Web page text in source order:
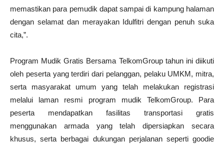
memastikan para pemudik dapat sampai di kampung halaman
dengan selamat dan merayakan Idulfitri dengan penuh suka
cita,”.
Program Mudik Gratis Bersama TelkomGroup tahun ini diikuti
oleh peserta yang terdiri dari pelanggan, pelaku UMKM, mitra,
serta masyarakat umum yang telah melakukan registrasi
melalui laman resmi program mudik TelkomGroup. Para
peserta mendapatkan fasilitas transportasi gratis
menggunakan armada yang telah dipersiapkan secara
khusus, serta berbagai dukungan perjalanan seperti goodie